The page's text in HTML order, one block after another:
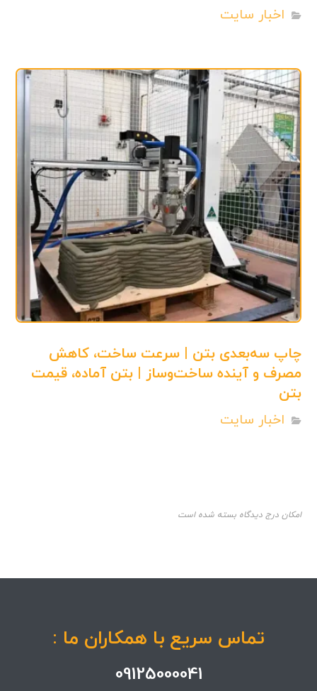
اخبار سایت
چاپ سه‌بعدی بتن | سرعت ساخت، کاهش
مصرف و آینده ساخت‌وساز | بتن آماده، قیمت
بتن
اخبار سایت
امکان درج دیدگاه بسته شده است
تماس سریع با همکاران ما :
09125000041